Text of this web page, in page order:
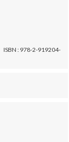
ISBN : 978-2-919204-